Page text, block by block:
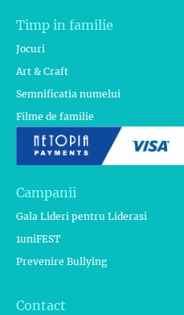
Timp in familie
Jocuri
Art & Craft
Semnificatia numelui
Filme de familie
Campanii
Gala Lideri pentru Liderasi
1uniFEST
Prevenire Bullying
Contact